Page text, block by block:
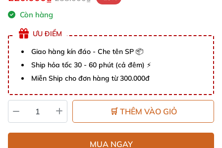
Còn hàng
ƯU ĐIỂM
Giao hàng kín đáo - Che tên SP 📦
Ship hỏa tốc 30 - 60 phút (cả đêm) ⚡
Miễn Ship cho đơn hàng từ 300.000đ
🛒 THÊM VÀO GIỎ
MUA NGAY